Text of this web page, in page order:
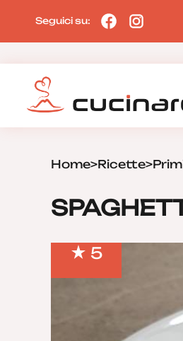
Seguici su:
Home>Ricette>
5